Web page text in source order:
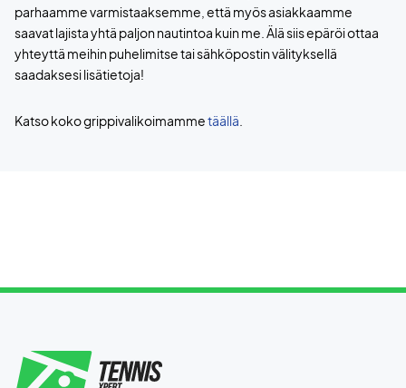
parhaamme varmistaaksemme, että myös asiakkaamme
saavat lajista yhtä paljon nautintoa kuin me. Älä siis epäröi ottaa
yhteyttä meihin puhelimitse tai sähköpostin välityksellä
saadaksesi lisätietoja!
Katso koko grippivalikoimammetäällä